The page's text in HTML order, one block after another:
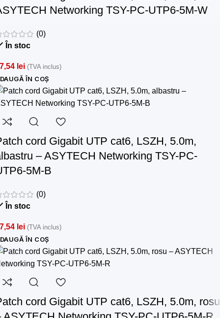
Networking TSY-PC-UTP6-5M-W
(0)
În stoc
lei (TVA inclus)
ÎN COȘ
cord Gigabit UTP cat6, LSZH, 5.0m,
– ASYTECH Networking TSY-PC-
5M-B
(0)
În stoc
lei (TVA inclus)
ÎN COȘ
cord Gigabit UTP cat6, LSZH, 5.0m, rosu